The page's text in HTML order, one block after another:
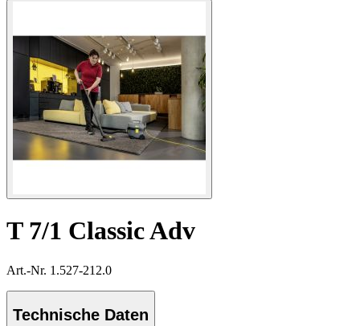
T 7/1 Classic Adv
Art.-Nr. 1.527-212.0
Technische Daten